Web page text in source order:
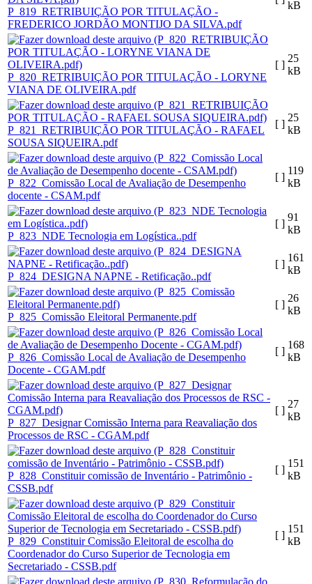
P_819_RETRIBUIÇÃO POR TITULAÇÃO -
FREDERICO JORDÃO MONTIJO DA SILVA.pdf
kB
P_820_RETRIBUIÇÃO POR TITULAÇÃO - LORYNE
VIANA DE OLIVEIRA.pdf
[ ]
25
kB
P_821_RETRIBUIÇÃO POR TITULAÇÃO - RAFAEL
SOUSA SIQUEIRA.pdf
[ ]
25
kB
P_822_Comissão Local de Avaliação de Desempenho
docente - CSAM.pdf
[ ]
119
kB
P_823_NDE Tecnologia em Logística..pdf
[ ]
91
kB
P_824_DESIGNA NAPNE - Retificação..pdf
[ ]
161
kB
P_825_Comissão Eleitoral Permanente.pdf
[ ]
26
kB
P_826_Comissão Local de Avaliação de Desempenho
Docente - CGAM.pdf
[ ]
168
kB
P_827_Designar Comissão Interna para Reavaliação dos
Processos de RSC - CGAM.pdf
[ ]
27
kB
P_828_Constituir comissão de Inventário - Patrimônio -
CSSB.pdf
[ ]
151
kB
P_829_Constituir Comissão Eleitoral de escolha do
Coordenador do Curso Superior de Tecnologia em
Secretariado - CSSB.pdf
[ ]
151
kB